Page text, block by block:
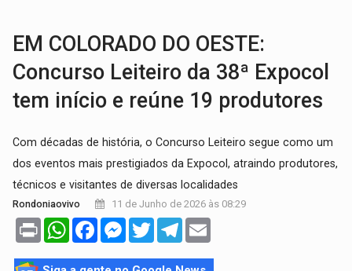
EM COLORADO DO OESTE:
Concurso Leiteiro da 38ª Expocol
tem início e reúne 19 produtores
Com décadas de história, o Concurso Leiteiro segue como um
dos eventos mais prestigiados da Expocol, atraindo produtores,
técnicos e visitantes de diversas localidades
Rondoniaovivo 11 de Junho de 2026 às 08:29
Print WhatsAppFacebookMessenger
TwitterTelegram